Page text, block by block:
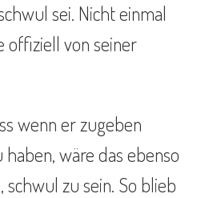
sei. Nicht einmal
offiziell von seiner
wenn er zugeben
wäre das ebenso
schwul zu sein. So blieb